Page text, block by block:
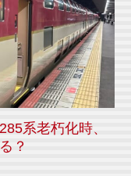
系老朽化時、
？